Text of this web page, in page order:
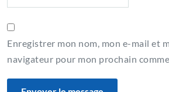
Enregistrer mon nom, mon e-mail et
navigateur pour mon prochain